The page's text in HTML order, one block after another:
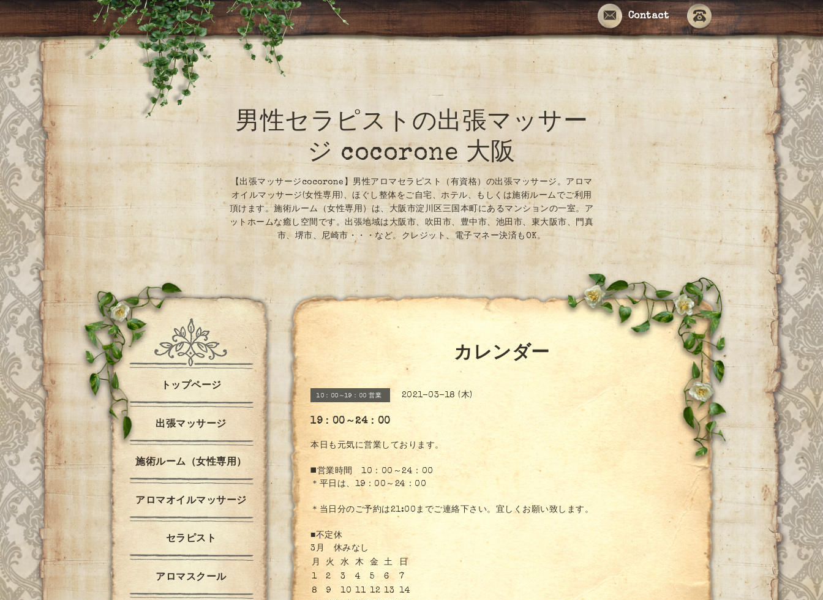
Contact
男性セラピストの出張マッサー
ジ cocorone 大阪
【出張マッサージcocorone】男性アロマセラピスト（有資格）の出張マッサージ。アロマ
オイルマッサージ(女性専用)、ほぐし整体をご自宅、ホテル、もしくは施術ルームでご利用
頂けます。施術ルーム（女性専用）は、大阪市淀川区三国本町にあるマンションの一室。ア
ットホームな癒し空間です。出張地域は大阪市、吹田市、豊中市、池田市、東大阪市、門真
市、堺市、尼崎市・・・など。クレジット、電子マネー決済もOK。
カレンダー
10：00～19：00 営業 2021-03-18 (木)
19：00～24：00
本日も元気に営業しております。
◼️営業時間 10：00～24：00
＊平日は、19：00～24：00
＊当日分のご予約は21:00までご連絡下さい。宜しくお願い致します。
■不定休
3月 休みなし
月
火 水 木 金 土
日
1
2 3 4 5 6
7
8
9 10 11 12 13
14
トップページ
出張マッサージ
施術ルーム（女性専用）
アロマオイルマッサージ
セラピスト
アロマスクール